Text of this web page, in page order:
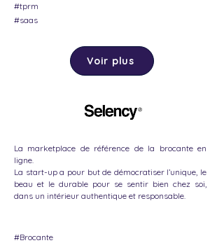
#tprm
#saas
Voir plus
La marketplace de référence de la brocante en
ligne.
La start-up a pour but de démocratiser l’unique, le
beau et le durable pour se sentir bien chez soi,
dans un intérieur authentique et responsable.
#Brocante